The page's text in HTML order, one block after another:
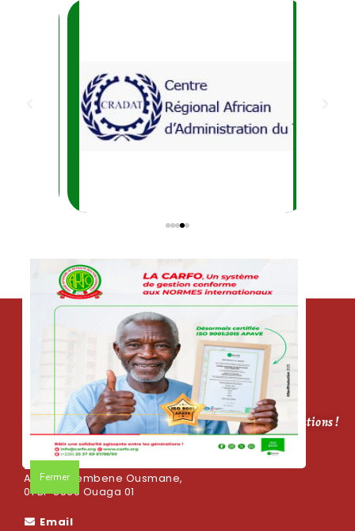
Fermer
CARFO, bâtir une solidarité agissante entre les générations !
Adresse
Avenue Sembene Ousmane,
01 BP 5569 Ouaga 01
Email